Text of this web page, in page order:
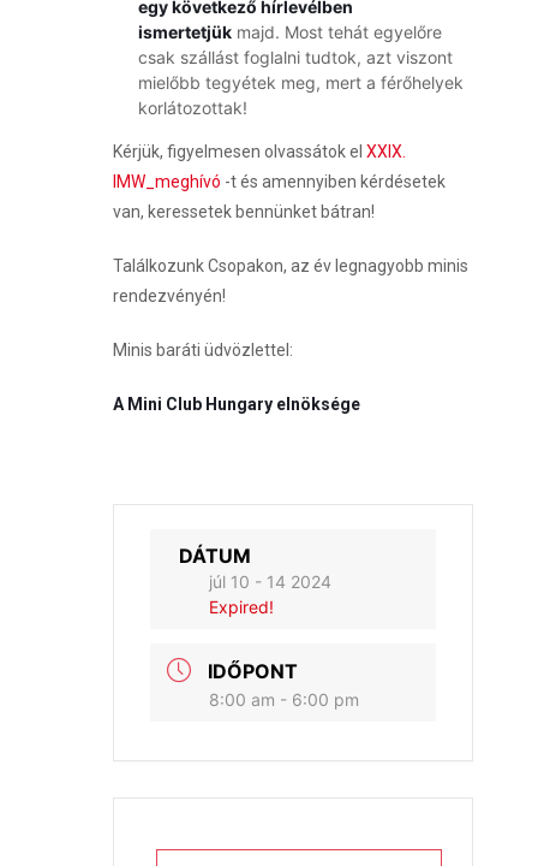
egy következő hírlevélben
ismertetjük majd. Most tehát egyelőre
csak szállást foglalni tudtok, azt viszont
mielőbb tegyétek meg, mert a férőhelyek
korlátozottak!
Kérjük, figyelmesen olvassátok el XXIX.
IMW_meghívó -t és amennyiben kérdésetek
van, keressetek bennünket bátran!
Találkozunk Csopakon, az év legnagyobb minis
rendezvényén!
Minis baráti üdvözlettel:
A Mini Club Hungary elnöksége
DÁTUM
júl 10 - 14 2024
Expired!
IDŐPONT
8:00 am - 6:00 pm